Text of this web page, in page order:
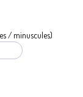
/ minuscules)